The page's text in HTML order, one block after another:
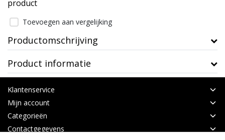
product
Toevoegen aan vergelijking
Productomschrijving
Product informatie
Klantenservice
Mijn account
Categorieën
Contactgegevens